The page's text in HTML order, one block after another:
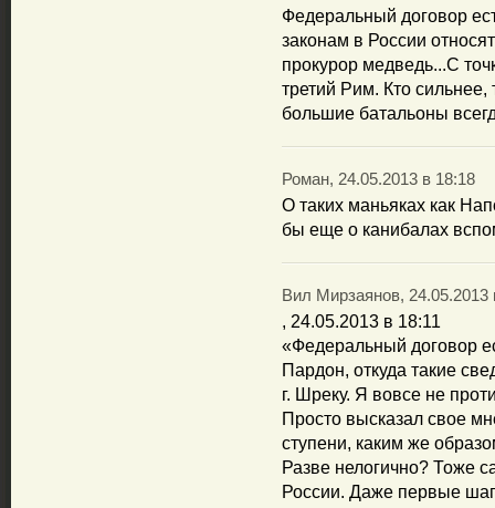
Федеральный договор
законам в России
прокурор медведь...С
третий Рим. Кто
большие батальоны
Роман, 24.05.2013 в 18:18
О таких маньяках как
бы еще о канибалах
Вил Мирзаянов, 24.05.2013
, 24.05.2013 в 18:11
«Федеральный договор
Пардон, откуда такие
г. Шреку. Я вовсе не
Просто высказал свое
ступени, каким же
Разве нелогично? Тоже
России. Даже первые